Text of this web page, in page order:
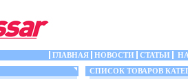
ГЛАВНАЯ НОВОСТИ СТАТЬИ
СПИСОК ТОВАРОВ